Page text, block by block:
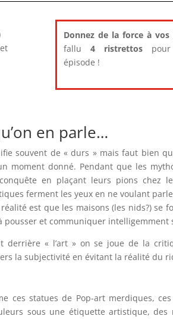
Donnez de la force à vos
fallu 4 ristrettos
épisode !
en parle…
souvent de « durs » mais faut bien
moment donné. Pendant que les
en plaçant leurs pions chez
ferment les yeux en ne voulant
est que les maisons (les nids?) se
pousser et communiquer intelligemment
derrière « l’art » on se joue de la
la subjectivité en évitant la réalité du
ces statues de Pop-art merdiques,
sous une étiquette artistique, des